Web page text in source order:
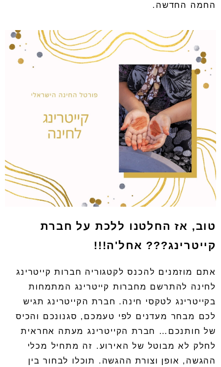
החמה החדשה .
טוב, אז החלטנו ללכת על חברת
קייטרינג??? אחל'ה!!!
אתם מוזמנים להכנס לקטגוריה חברות קייטרינג
לחינה להתרשם מחברות קייטרינג המתמחות
בקייטרינג לטקסי חינה . חברת הקייטרינג תגיש
לכם מבחר מעדנים לפי טעמכם , סגנונכם והכיס
של חותנכם …
חברת הקייטרינג מעתה אחראית
לחלק לא מבוטל של האירוע. זה מתחיל מכלי
ההגשה , אופן וצורת ההגשה . תוכלו לבחור בין